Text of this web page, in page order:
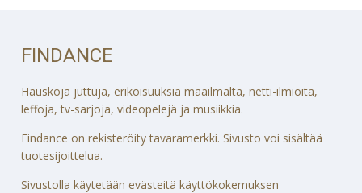
FINDANCE
Hauskoja juttuja, erikoisuuksia maailmalta, netti-ilmiöitä,
leffoja, tv-sarjoja, videopelejä ja musiikkia.
Findance on rekisteröity tavaramerkki. Sivusto voi sisältää
tuotesijoittelua.
Sivustolla käytetään evästeitä käyttökokemuksen